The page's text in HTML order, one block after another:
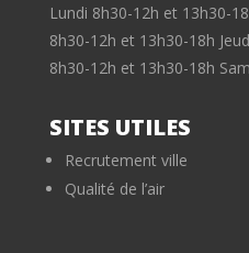
Lundi 8h30-12h et 13h30-
8h30-12h et 13h30-18h
8h30-12h et 13h30-18h
SITES UTILES
Recrutement ville
Qualité de l’air